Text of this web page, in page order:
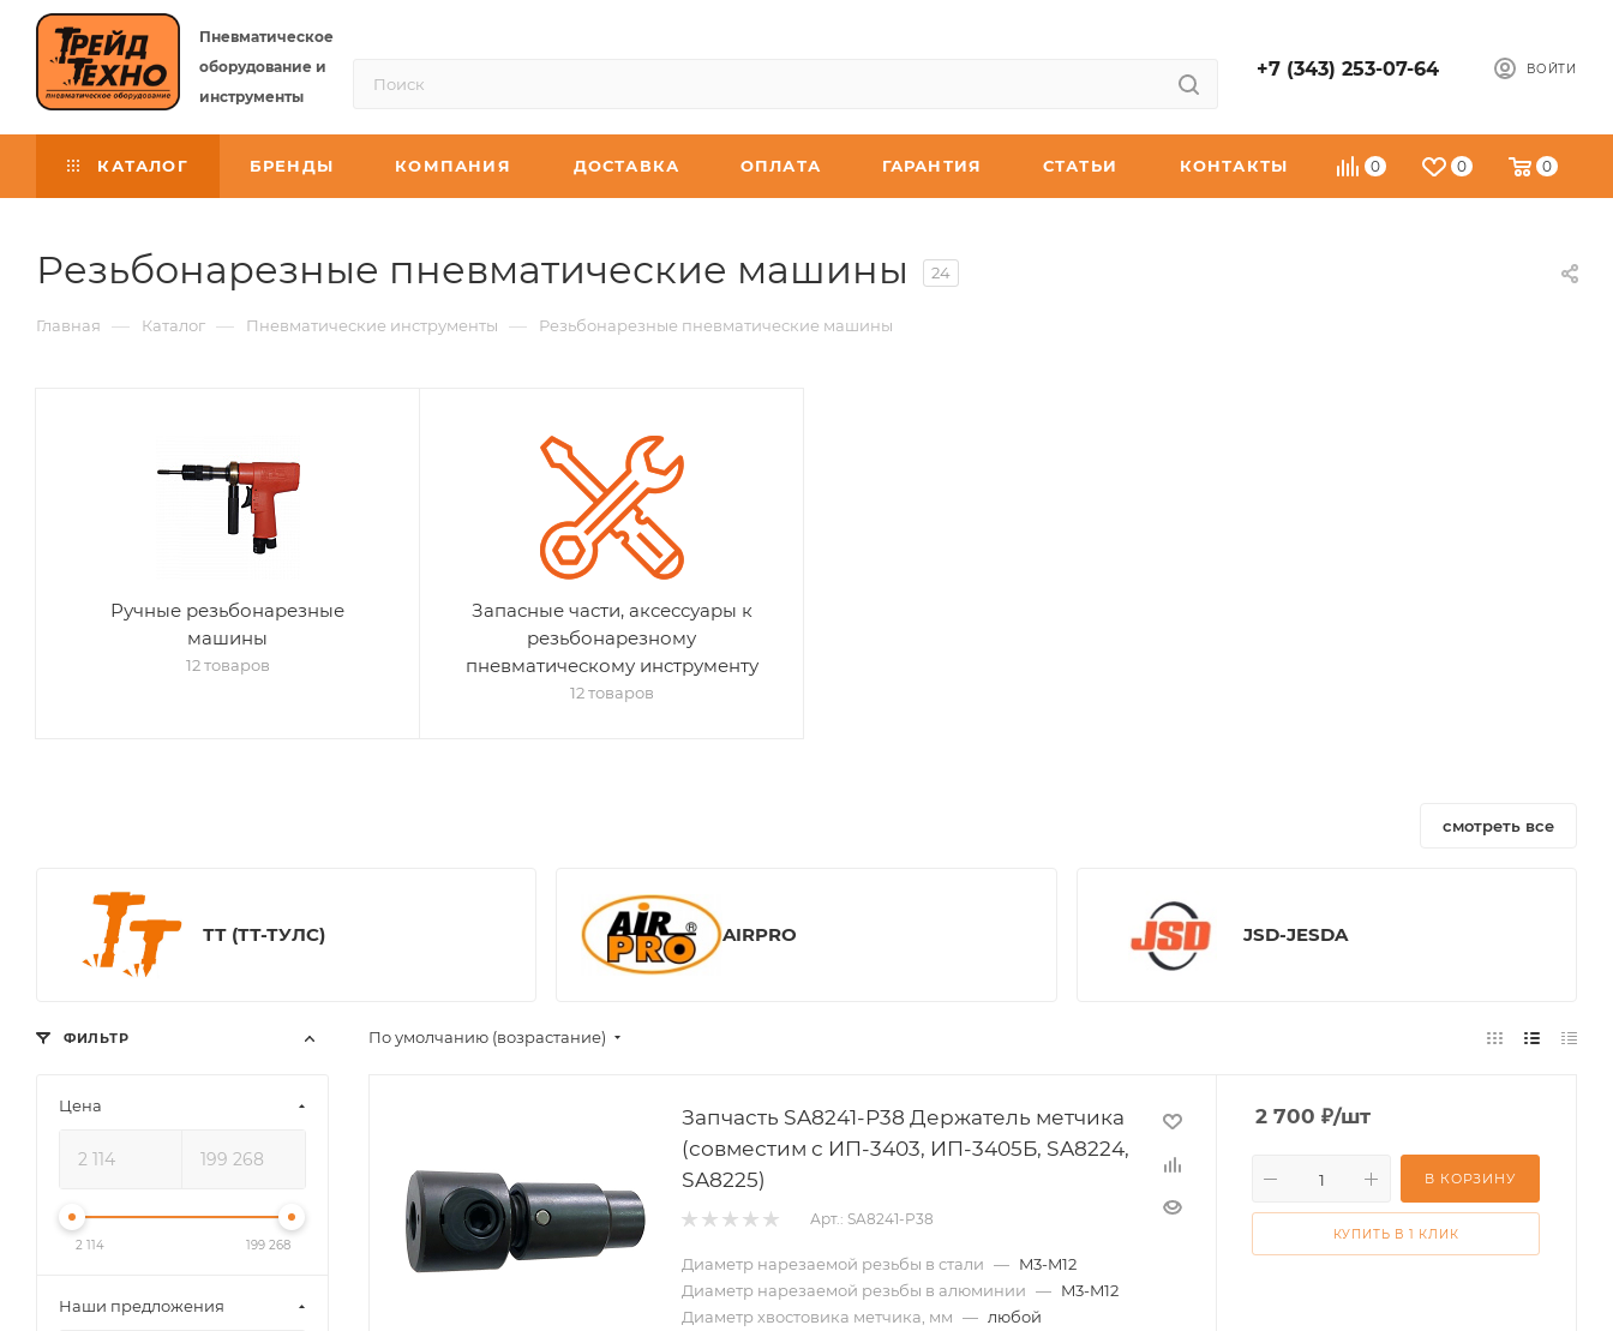
Пневматическое
оборудование и
инструменты
+7 (343) 253-07-64 ВОЙТИ
0 0 0
КАТАЛОГ БРЕНДЫ КОМПАНИЯ ДОСТАВКА ОПЛАТА ГАРАНТИЯ СТАТЬИ КОНТАКТЫ
Резьбонарезные пневматические машины 24
Главная — Каталог — Пневматические инструменты — Резьбонарезные пневматические машины
Ручные резьбонарезные
машины
12 товаров
Запасные части, аксессуары к
резьбонарезному
пневматическому инструменту
12 товаров
смотреть все
ТТ (ТТ-ТУЛС) AIRPRO JSD-JESDA
По умолчанию (возрастание)
Запчасть SA8241-P38 Держатель метчика
(совместим с ИП-3403, ИП-3405Б, SA8224,
SA8225)
Арт.: SA8241-P38
Диаметр нарезаемой резьбы в стали — M3-M12
Диаметр нарезаемой резьбы в алюминии — M3-M12
Диаметр хвостовика метчика, мм — любой
2 700 ₽/шт
В КОРЗИНУ
КУПИТЬ В 1 КЛИК
ФИЛЬТР
Цена
2 114 199 268
Наши предложения